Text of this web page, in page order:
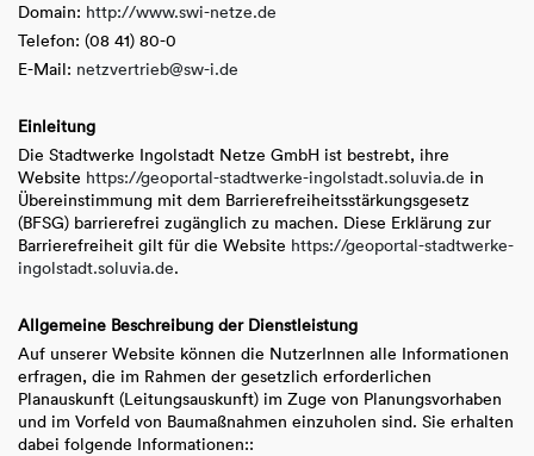
Domain: http://www.swi-netze.de
Telefon: (08 41) 80-0
E-Mail: netzvertrieb@sw-i.de
Einleitung
Die Stadtwerke Ingolstadt Netze GmbH ist bestrebt, ihre
Website https://geoportal-stadtwerke-ingolstadt.soluvia.de in
Übereinstimmung mit dem Barrierefreiheitsstärkungsgesetz
(BFSG) barrierefrei zugänglich zu machen. Diese Erklärung zur
Barrierefreiheit gilt für die Website https://geoportal-stadtwerke-
ingolstadt.soluvia.de.
Allgemeine Beschreibung der Dienstleistung
Auf unserer Website können die NutzerInnen alle Informationen
erfragen, die im Rahmen der gesetzlich erforderlichen
Planauskunft (Leitungsauskunft) im Zuge von Planungsvorhaben
und im Vorfeld von Baumaßnahmen einzuholen sind. Sie erhalten
dabei folgende Informationen::